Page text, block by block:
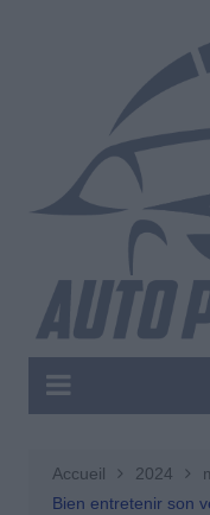
Accueil 2024
Bien entretenir son